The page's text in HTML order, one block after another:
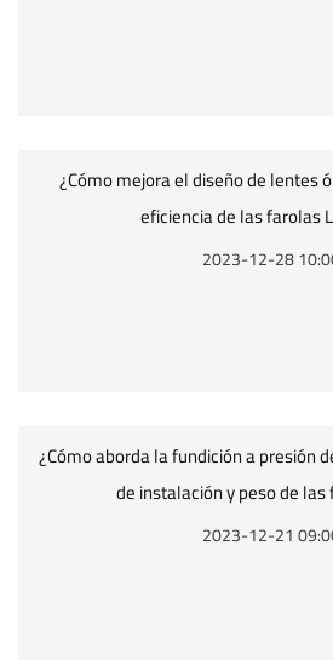
¿Cómo mejora el diseño de lentes
eficiencia de las farolas
2023-12-28
¿Cómo aborda la fundición a presión
de instalación y peso de las
2023-12-21